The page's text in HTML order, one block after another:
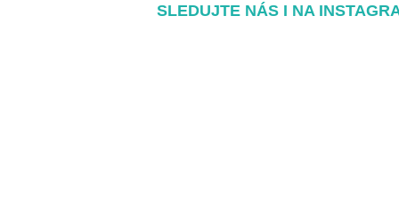
SLEDUJTE NÁS I NA